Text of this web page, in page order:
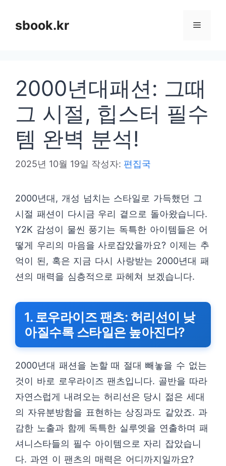
sbook.kr 메
2000년대패션: 그때
그 시절, 힙스터 필수
템 완벽 분석!
2025년 10월 19일 작성자: 편집국
2000년대, 개성 넘치는 스타일로 가득했던 그
시절 패션이 다시금 우리 곁으로 돌아왔습니다.
Y2K 감성이 물씬 풍기는 독특한 아이템들은 어
떻게 우리의 마음을 사로잡았을까요? 이제는 추
억이 된, 혹은 지금 다시 사랑받는 2000년대 패
션의 매력을 심층적으로 파헤쳐 보겠습니다.
1. 로우라이즈 팬츠: 허리선이 낮
아질수록 스타일은 높아진다?
2000년대 패션을 논할 때 절대 빼놓을 수 없는
것이 바로 로우라이즈 팬츠입니다. 골반을 따라
자연스럽게 내려오는 허리선은 당시 젊은 세대
의 자유분방함을 표현하는 상징과도 같았죠. 과
감한 노출과 함께 독특한 실루엣을 연출하며 패
셔니스타들의 필수 아이템으로 자리 잡았습니
다. 과연 이 팬츠의 매력은 어디까지일까요?